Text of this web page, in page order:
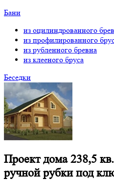
Бани
из оцилиндрованного
из профилированного
из рубленного бревна
из клееного бруса
Беседки
Проект дома 238,5
ручной рубки под